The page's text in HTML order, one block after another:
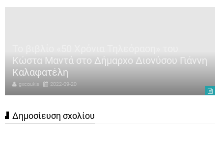
Κώστα Μαντά στο Δήμαρχο Διονύσου Γιάννη
Καλαφατέλη
gxcoukis 2022-09-20
Δημοσίευση σχολίου